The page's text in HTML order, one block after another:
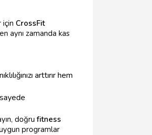
için CrossFit
aynı zamanda kas
arttırır hem
doğrufitness
programlar